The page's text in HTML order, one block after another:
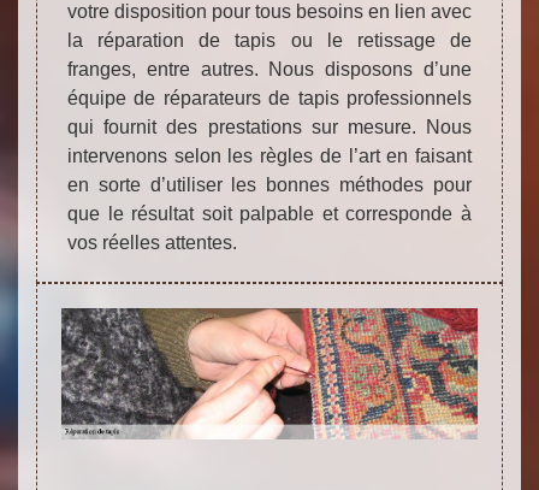
votre disposition pour tous besoins en lien avec
la réparation de tapis ou le retissage de
franges, entre autres. Nous disposons d’une
équipe de réparateurs de tapis professionnels
qui fournit des prestations sur mesure. Nous
intervenons selon les règles de l’art en faisant
en sorte d’utiliser les bonnes méthodes pour
que le résultat soit palpable et corresponde à
vos réelles attentes.